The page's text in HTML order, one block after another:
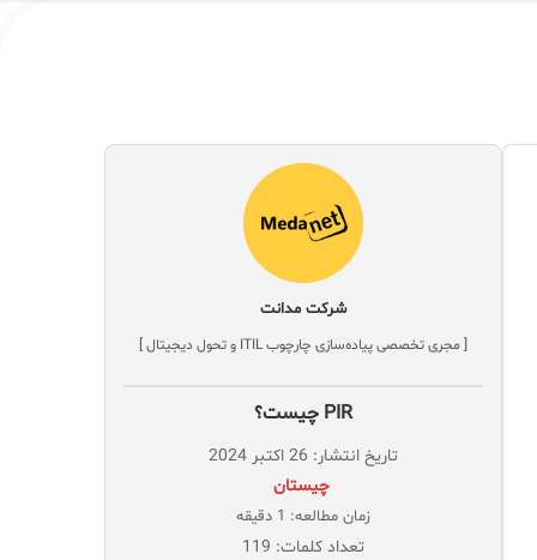
شرکت مدانت
[ مجری تخصصی پیاده‌سازی چارچوب ITIL و تحول دیجیتال ]
PIR چیست؟
تاریخ انتشار: 26 اکتبر 2024
‌ چیستان
زمان مطالعه: 1 دقیقه
تعداد کلمات: 119